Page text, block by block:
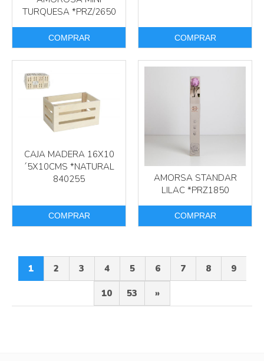
TURQUESA *PRZ/2650
COMPRAR COMPRAR
CAJA MADERA 16X10
´5X10CMS *NATURAL
840255
COMPRAR
AMORSA STANDAR
LILAC *PRZ1850
COMPRAR
1 2 3 4 5 6 7 8 9
10 53 »